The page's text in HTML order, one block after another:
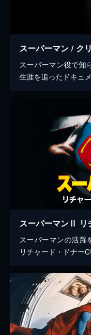
スーパーマン / ク
スーパーマン役で知
生涯を追ったドキュ
スーパーマンⅡ リ
スーパーマンの活躍
リチャード・ドナー